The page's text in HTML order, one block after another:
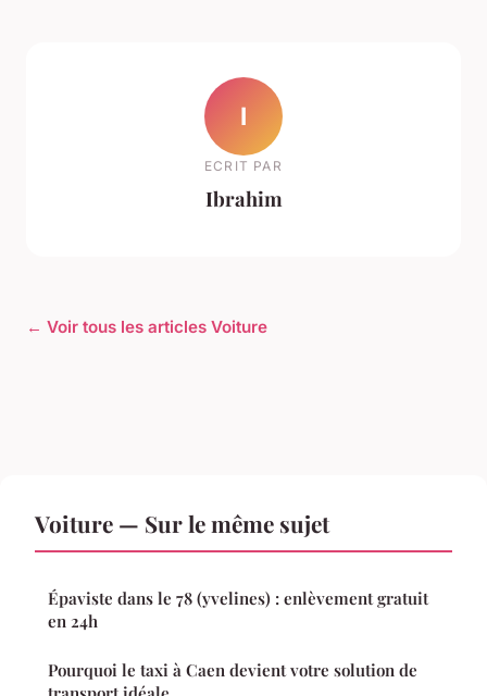
I
ECRIT PAR
Ibrahim
← Voir tous les articles Voiture
Voiture — Sur le même sujet
Épaviste dans le 78 (yvelines) : enlèvement gratuit
en 24h
Pourquoi le taxi à Caen devient votre solution de